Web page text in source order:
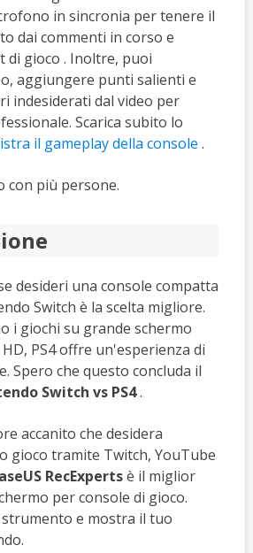
in sincronia per tenere il
dai commenti in corso e
di gioco . Inoltre, puoi
aggiungere punti salienti e
indesiderati dal video per
Scarica subito lo
il gameplay della console .
con più persone.
desideri una console compatta
Switch è la scelta migliore.
i giochi su grande schermo
PS4 offre un'esperienza di
Spero che questo concluda il
Switch vs PS4.
accanito che desidera
gioco tramite Twitch, YouTube
RecExpertsè il miglior
per console di gioco.
e mostra il tuo